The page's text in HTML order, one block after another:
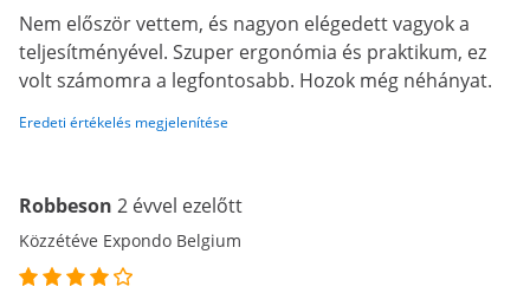
Nem először vettem, és nagyon elégedett vagyok a
teljesítményével. Szuper ergonómia és praktikum, ez
volt számomra a legfontosabb. Hozok még néhányat.
Eredeti értékelés megjelenítése
Robbeson 2 évvel ezelőtt
Közzétéve Expondo Belgium